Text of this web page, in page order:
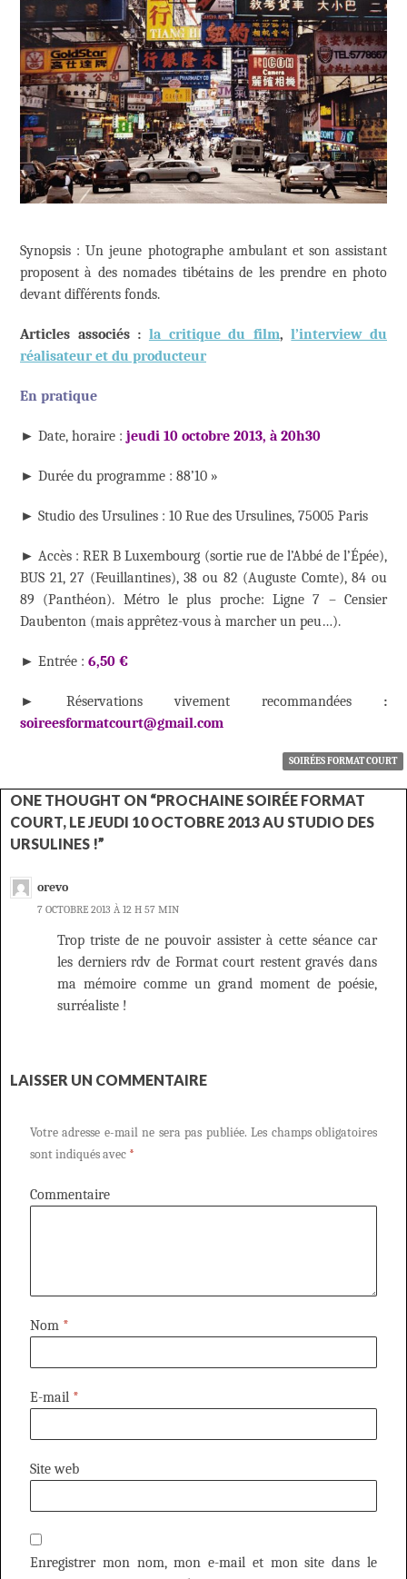
Synopsis : Un jeune photographe ambulant et son assistant
proposent à des nomades tibétains de les prendre en photo
devant différents fonds.
Articles associés : la critique du film,l’interview du
réalisateur et du producteur
En pratique
► Date, horaire : jeudi 10 octobre 2013, à 20h30
► Durée du programme : 88’10 »
► Studio des Ursulines : 10 Rue des Ursulines, 75005 Paris
► Accès : RER B Luxembourg (sortie rue de l’Abbé de l’Épée),
BUS 21, 27 (Feuillantines), 38 ou 82 (Auguste Comte), 84 ou
89 (Panthéon). Métro le plus proche: Ligne 7 – Censier
Daubenton (mais apprêtez-vous à marcher un peu…).
► Entrée : 6,50 €
► Réservations vivement recommandées :
soireesformatcourt@gmail.com
SOIRÉES FORMAT COURT
ONE THOUGHT ON “PROCHAINE SOIRÉE FORMAT
COURT, LE JEUDI 10 OCTOBRE 2013 AU STUDIO DES
URSULINES !”
orevo
7 OCTOBRE 2013 À 12 H 57 MIN
Trop triste de ne pouvoir assister à cette séance car
les derniers rdv de Format court restent gravés dans
ma mémoire comme un grand moment de poésie,
surréaliste !
LAISSER UN COMMENTAIRE
Votre adresse e-mail ne sera pas publiée. Les champs obligatoires
sont indiqués avec *
Commentaire
Nom *
E-mail *
Site web
Enregistrer mon nom, mon e-mail et mon site dans le